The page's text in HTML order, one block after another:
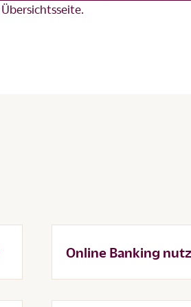
Übersichtsseite
Online Banking